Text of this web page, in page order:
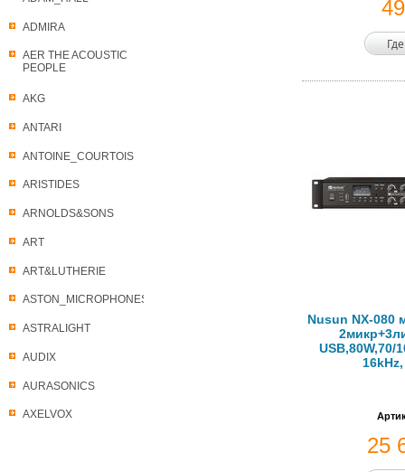
ADMIRA
AER THE ACOUSTIC
PEOPLE
AKG
ANTARI
ANTOINE_COURTOIS
ARISTIDES
ARNOLDS&SONS
ART
ART&LUTHERIE
ASTON_MICROPHONES
ASTRALIGHT
AUDIX
AURASONICS
AXELVOX
Nusun NX-080
USB,80W,70/
25